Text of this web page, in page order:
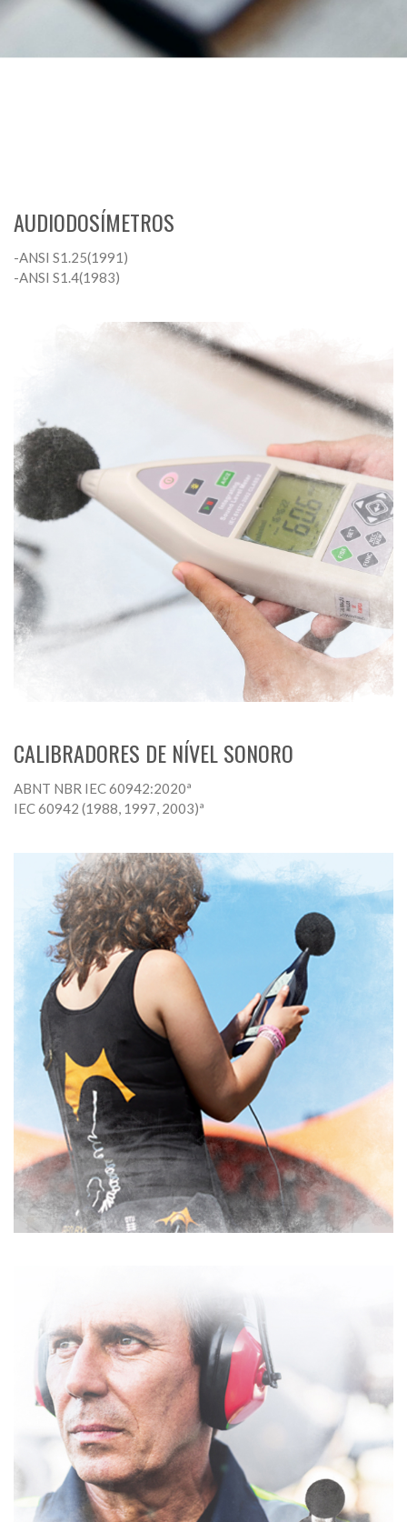
AUDIODOSÍMETROS
-ANSI S1.25(1991)
-ANSI S1.4(1983)
CALIBRADORES DE NÍVEL SONORO
ABNT NBR IEC 60942:2020ª
IEC 60942 (1988, 1997, 2003)ª